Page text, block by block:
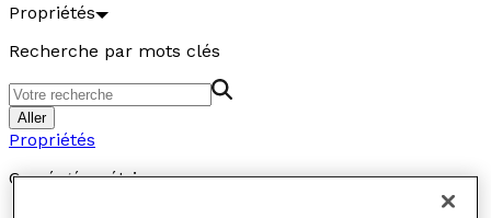
Propriétés
Recherche par mots clés
Aller
Propriétés
Carré géométrique